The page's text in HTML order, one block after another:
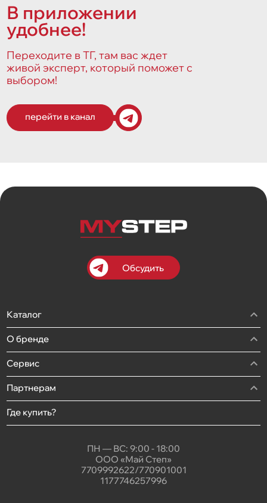
В приложении
удобнее!
Переходите в ТГ, там вас ждет
живой эксперт, который поможет с
выбором!
перейти в канал
Обсудить
Каталог
О бренде
Сервис
Партнерам
Где купить?
ПН — ВС: 9:00 - 18:00
ООО «Май Степ»
7709992622/770901001
1177746257996